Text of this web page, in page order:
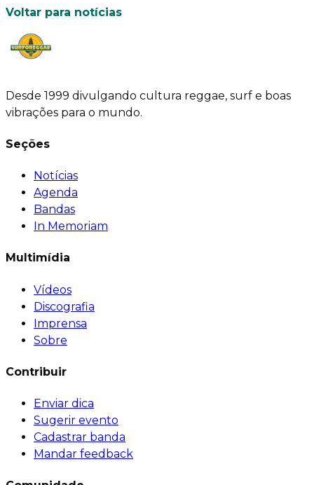
Voltar para notícias
Desde 1999 divulgando cultura reggae, surf e boas
vibrações para o mundo.
Seções
Notícias
Agenda
Bandas
In Memoriam
Multimídia
Vídeos
Discografia
Imprensa
Sobre
Contribuir
Enviar dica
Sugerir evento
Cadastrar banda
Mandar feedback